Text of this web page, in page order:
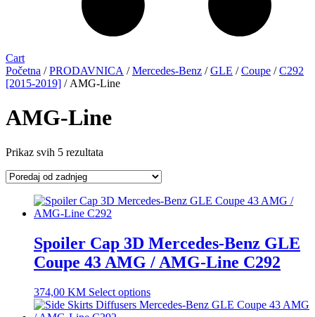
Cart
Početna /PRODAVNICA /Mercedes-Benz /GLE /Coupe /C292
[2015-2019] / AMG-Line
AMG-Line
Prikaz svih 5 rezultata
Spoiler Cap 3D Mercedes-Benz GLE
Coupe 43 AMG / AMG-Line C292
374,00 KM Select options